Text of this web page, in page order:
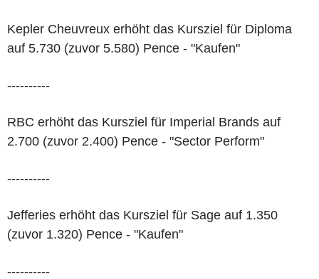
Kepler Cheuvreux erhöht das Kursziel für Diploma
auf 5.730 (zuvor 5.580) Pence - "Kaufen"
----------
RBC erhöht das Kursziel für Imperial Brands auf
2.700 (zuvor 2.400) Pence - "Sector Perform"
----------
Jefferies erhöht das Kursziel für Sage auf 1.350
(zuvor 1.320) Pence - "Kaufen"
----------